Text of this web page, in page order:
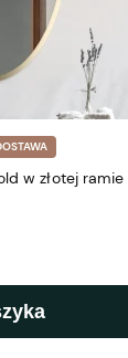
w złotej ramie